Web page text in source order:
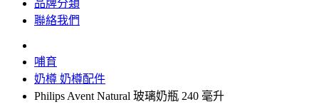
品牌分類
聯絡我們
哺育
奶樽 奶樽配件
Philips Avent Natural 玻璃奶瓶 240 毫升